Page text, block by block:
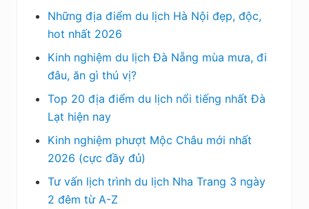
Những địa điểm du lịch Hà Nội đẹp, độc,
hot nhất 2026
Kinh nghiệm du lịch Đà Nẵng mùa mưa, đi
đâu, ăn gì thú vị?
Top 20 địa điểm du lịch nổi tiếng nhất Đà
Lạt hiện nay
Kinh nghiệm phượt Mộc Châu mới nhất
2026 (cực đầy đủ)
Tư vấn lịch trình du lịch Nha Trang 3 ngày
2 đêm từ A-Z